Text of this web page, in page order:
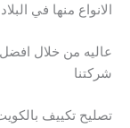
الانواع منها في
عاليه من خلال
شركتنا
تصليح تكييف